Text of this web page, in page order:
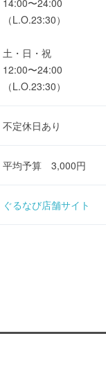
14:00〜24:00
（L.O.23:30）
土・日・祝
12:00〜24:00
（L.O.23:30）
不定休日あり
平均予算 3,000円
ぐるなび店舗サイト